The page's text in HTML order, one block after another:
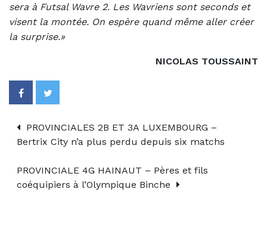
sera à Futsal Wavre 2. Les Wavriens sont seconds et
visent la montée. On espère quand même aller créer
la surprise.»
NICOLAS TOUSSAINT
PROVINCIALES 2B ET 3A LUXEMBOURG –
Bertrix City n’a plus perdu depuis six matchs
PROVINCIALE 4G HAINAUT – Pères et fils
coéquipiers à l’Olympique Binche